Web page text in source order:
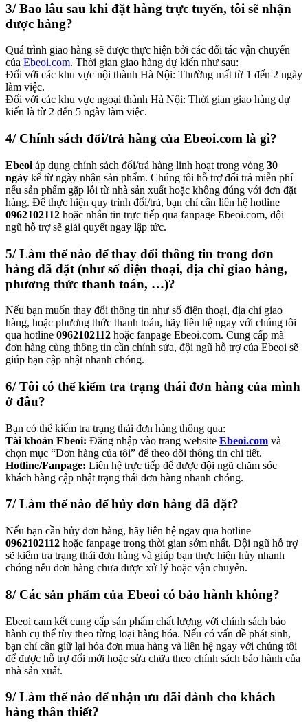
3/ Bao lâu sau khi đặt hàng trực tuyến, tôi sẽ nhận
được hàng?
Quá trình giao hàng sẽ được thực hiện bởi các đối tác vận chuyển
của Ebeoi.com. Thời gian giao hàng dự kiến như sau:
Đối với các khu vực nội thành Hà Nội: Thường mất từ 1 đến 2 ngày
làm việc.
Đối với các khu vực ngoại thành Hà Nội: Thời gian giao hàng dự
kiến là từ 2 đến 5 ngày làm việc.
4/ Chính sách đổi/trả hàng của Ebeoi.com là gì?
Ebeoi áp dụng chính sách đổi/trả hàng linh hoạt trong vòng 30
ngày kể từ ngày nhận sản phẩm. Chúng tôi hỗ trợ đổi trả miễn phí
nếu sản phẩm gặp lỗi từ nhà sản xuất hoặc không đúng với đơn đặt
hàng. Để thực hiện quy trình đổi/trả, bạn chỉ cần liên hệ hotline
0962102112 hoặc nhắn tin trực tiếp qua fanpage Ebeoi.com, đội
ngũ hỗ trợ sẽ giải quyết ngay lập tức.
5/ Làm thế nào để thay đổi thông tin trong đơn
hàng đã đặt (như số điện thoại, địa chỉ giao hàng,
phương thức thanh toán, …)?
Nếu bạn muốn thay đổi thông tin như số điện thoại, địa chỉ giao
hàng, hoặc phương thức thanh toán, hãy liên hệ ngay với chúng tôi
qua hotline 0962102112 hoặc fanpage Ebeoi.com. Cung cấp mã
đơn hàng cùng thông tin cần chỉnh sửa, đội ngũ hỗ trợ của Ebeoi sẽ
giúp bạn cập nhật nhanh chóng.
6/ Tôi có thể kiểm tra trạng thái đơn hàng của mình
ở đâu?
Bạn có thể kiểm tra trạng thái đơn hàng thông qua:
Tài khoản Ebeoi: Đăng nhập vào trang website Ebeoi.com và
chọn mục “Đơn hàng của tôi” để theo dõi thông tin chi tiết.
Hotline/Fanpage: Liên hệ trực tiếp để được đội ngũ chăm sóc
khách hàng cập nhật trạng thái đơn hàng nhanh chóng.
7/ Làm thế nào để hủy đơn hàng đã đặt?
Nếu bạn cần hủy đơn hàng, hãy liên hệ ngay qua hotline
0962102112 hoặc fanpage trong thời gian sớm nhất. Đội ngũ hỗ trợ
sẽ kiểm tra trạng thái đơn hàng và giúp bạn thực hiện hủy nhanh
chóng nếu đơn hàng chưa được xử lý hoặc vận chuyển.
8/ Các sản phẩm của Ebeoi có bảo hành không?
Ebeoi cam kết cung cấp sản phẩm chất lượng với chính sách bảo
hành cụ thể tùy theo từng loại hàng hóa. Nếu có vấn đề phát sinh,
bạn chỉ cần giữ lại hóa đơn mua hàng và liên hệ ngay với chúng tôi
để được hỗ trợ đổi mới hoặc sửa chữa theo chính sách bảo hành của
nhà sản xuất.
9/ Làm thế nào để nhận ưu đãi dành cho khách
hàng thân thiết?